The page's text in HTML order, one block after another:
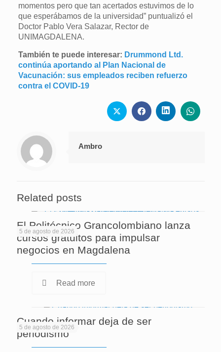
momentos pero que tan acertados estuvimos de lo
que esperábamos de la universidad” puntualizó el
Doctor Pablo Vera Salazar, Rector de
UNIMAGDALENA.
También te puede interesar: Drummond Ltd.
continúa aportando al Plan Nacional de
Vacunación: sus empleados reciben refuerzo
contra el COVID-19
Ambro
Related posts
5 de agosto de 2026
El Politécnico Grancolombiano lanza
cursos gratuitos para impulsar
negocios en Magdalena
Read more
5 de agosto de 2026
Cuando informar deja de ser
periodismo